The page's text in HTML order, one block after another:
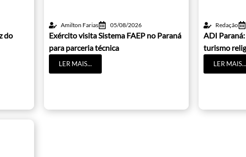
do
Amilton Farias 05/08/2026
Exército visita Sistema FAEP no Paraná
para parceria técnica
LER MAIS...
Redação
ADI
turismo
LER MAIS...